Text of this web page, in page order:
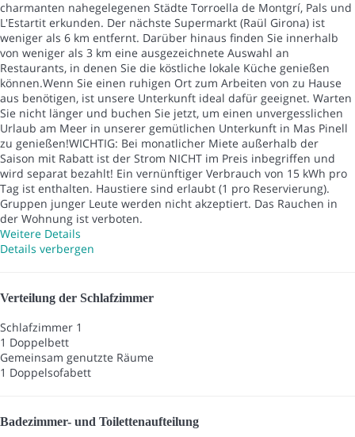
charmanten nahegelegenen Städte Torroella de Montgrí, Pals und
L'Estartit erkunden. Der nächste Supermarkt (Raül Girona) ist
weniger als 6 km entfernt. Darüber hinaus finden Sie innerhalb
von weniger als 3 km eine ausgezeichnete Auswahl an
Restaurants, in denen Sie die köstliche lokale Küche genießen
können.Wenn Sie einen ruhigen Ort zum Arbeiten von zu Hause
aus benötigen, ist unsere Unterkunft ideal dafür geeignet. Warten
Sie nicht länger und buchen Sie jetzt, um einen unvergesslichen
Urlaub am Meer in unserer gemütlichen Unterkunft in Mas Pinell
zu genießen!WICHTIG: Bei monatlicher Miete außerhalb der
Saison mit Rabatt ist der Strom NICHT im Preis inbegriffen und
wird separat bezahlt! Ein vernünftiger Verbrauch von 15 kWh pro
Tag ist enthalten. Haustiere sind erlaubt (1 pro Reservierung).
Gruppen junger Leute werden nicht akzeptiert. Das Rauchen in
der Wohnung ist verboten.
Weitere Details
Details verbergen
Verteilung der Schlafzimmer
Schlafzimmer 1
1 Doppelbett
Gemeinsam genutzte Räume
1 Doppelsofabett
Badezimmer- und Toilettenaufteilung